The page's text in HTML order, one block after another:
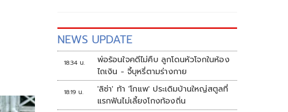
NEWS UPDATE
18:34 น.
พ่อร้อนใจคดีไม่คืบ ลูกโดนหัวโจกในห้อง
ไถเงิน - จี้บุหรี่ตามร่างกาย
18:19 น.
'ลิซ่า' ท้า 'โกแพ' ประเดิมบ้านใหญ่สตูลที่
แรกฟันไม่เลี้ยงโกงท้องถิ่น